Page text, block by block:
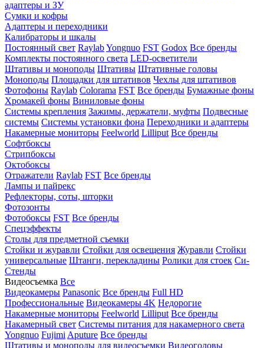
адаптеры и ЗУ
Сумки и кофры
Адаптеры и переходники
Калибраторы и шкалы
Постоянный свет RaylabYongnuo FST Godox Все бренды
Комплекты постоянного света LED-осветители
Штативы и моноподы Штативы Штативные головы
Моноподы Площадки для штативов Чехлы для штативов
Фотофоны Raylab Colorama FST Все бренды Бумажные фоны
Хромакей фоны Виниловые фоны
Системы крепления Зажимы, держатели, муфты Подвесные
системы Системы установки фона Переходники и адаптеры
Накамерные мониторы Feelworld Lilliput Все бренды
Софтбоксы
Стрипбоксы
Октобоксы
Отражатели Raylab FST Все бренды
Лампы и пайрекс
Рефлекторы, соты, шторки
Фотозонты
Фотобоксы FST Все бренды
Спецэффекты
Столы для предметной съемки
Стойки и журавли Стойки для освещения Журавли Стойки
универсальные Штанги, перекладины Ролики для стоек Си-
Стенды
Видеосъемка Все
Видеокамеры Panasonic Все бренды Full HD
Профессиональные Видеокамеры 4K Недорогие
Накамерные мониторы Feelworld Lilliput Все бренды
Накамерный свет Системы питания для накамерного света
Yongnuo Fujimi Aputure Все бренды
Штативы и моноподы для видеосъемки Видеоголовы